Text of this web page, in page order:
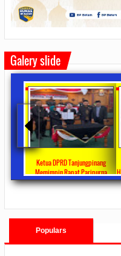
Galery slide
Ketua DPRD Tanjungpinang
Memimpin Rapat Paripurna
Pengesahan Ranperda Perubahan
Populars